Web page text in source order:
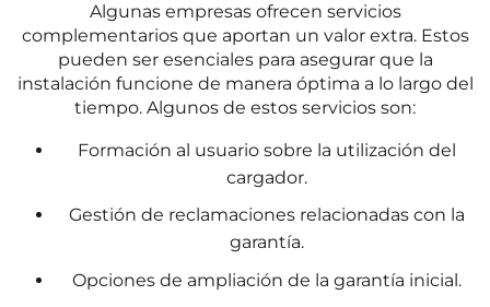
Algunas empresas ofrecen servicios
complementarios que aportan un valor extra. Estos
pueden ser esenciales para asegurar que la
instalación funcione de manera óptima a lo largo del
tiempo. Algunos de estos servicios son:
Formación al usuario sobre la utilización del
cargador.
Gestión de reclamaciones relacionadas con la
garantía.
Opciones de ampliación de la garantía inicial.